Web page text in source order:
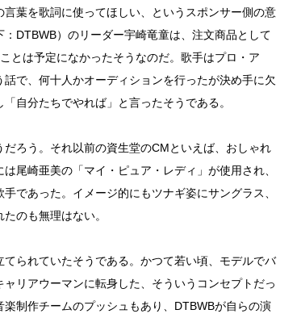
葉を歌詞に使ってほしい、というスポンサー側の意
DTBWB）のリーダー宇崎竜童は、注文商品として
とは予定になかったそうなのだ。歌手はプロ・ア
で、何十人かオーディションを行ったが決め手に欠
自分たちでやれば」と言ったそうである。
ろう。それ以前の資生堂のCMといえば、おしゃれ
尾崎亜美の「マイ・ピュア・レディ」が使用され、
であった。イメージ的にもツナギ姿にサングラス、
のも無理はない。
られていたそうである。かつて若い頃、モデルでバ
リアウーマンに転身した、そういうコンセプトだっ
制作チームのプッシュもあり、DTBWBが自らの演